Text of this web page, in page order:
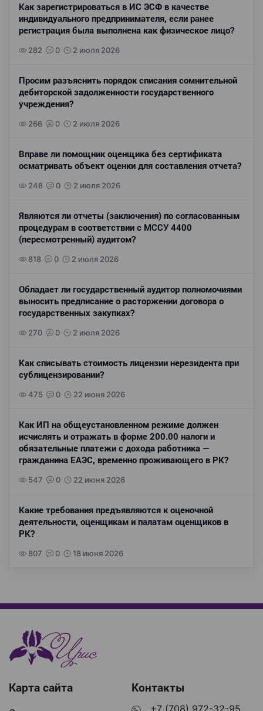
Как зарегистрироваться в ИС ЭСФ в качестве
индивидуального предпринимателя, если ранее
регистрация была выполнена как физическое лицо?
282 0 2 июля 2026
Просим разъяснить порядок списания сомнительной
дебиторской задолженности государственного
учреждения?
266 0 2 июля 2026
Вправе ли помощник оценщика без сертификата
осматривать объект оценки для составления отчета?
248 0 2 июля 2026
Являются ли отчеты (заключения) по согласованным
процедурам в соответствии с МССУ 4400
(пересмотренный) аудитом?
818 0 2 июля 2026
Обладает ли государственный аудитор полномочиями
выносить предписание о расторжении договора о
государственных закупках?
270 0 2 июля 2026
Как списывать стоимость лицензии нерезидента при
сублицензировании?
475 0 22 июня 2026
Как ИП на общеустановленном режиме должен
исчислять и отражать в форме 200.00 налоги и
обязательные платежи с дохода работника —
гражданина ЕАЭС, временно проживающего в РК?
547 0 22 июня 2026
Какие требования предъявляются к оценочной
деятельности, оценщикам и палатам оценщиков в
РК?
807 0 18 июня 2026
Карта сайта Контакты